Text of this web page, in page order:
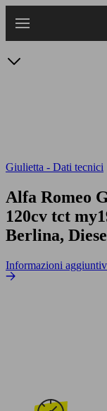
Giulietta - Dati tecnici
Alfa Romeo
120cv tct
Berlina,
Informazioni